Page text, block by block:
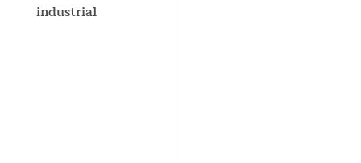
industrial